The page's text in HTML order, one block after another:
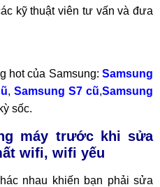
kỹ thuật viên tư vấn và đưa
hot của Samsung: Samsung
, Samsung S7 cũ,Samsung
sốc.
máy trước khi sửa
wifi, wifi yếu
nhau khiến bạn phải sửa